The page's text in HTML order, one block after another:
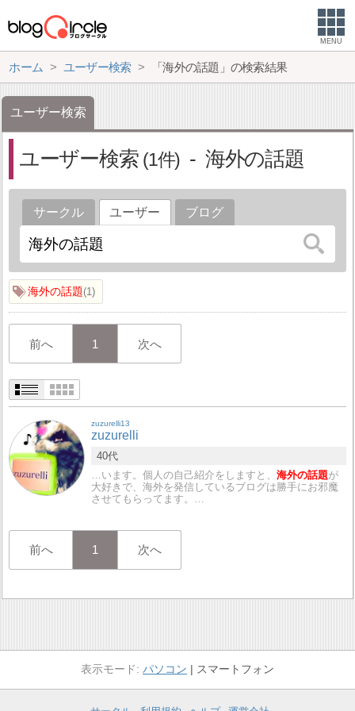
MENU
ホーム ユーザー検索 「海外の話題」の検索結果
ユーザー検索
ユーザー検索 1 海外の話題
サークル ユーザー ブログ
海外の話題 1
前へ 1 次へ
zuzurelli13
zuzurelli
40代
…います。個人の自己紹介をしますと、海外の話題が
大好きで、海外を発信しているブログは勝手にお邪魔
させてもらってます。…
前へ 1 次へ
パソコン スマートフォン